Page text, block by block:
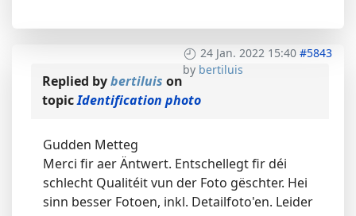
24 Jan. 2022 15:40 #5843
by bertiluis
Replied bybertiluis on
topicIdentification photo
Gudden Metteg
Merci fir aer Äntwert. Entschellegt fir déi
schlecht Qualitéit vun der Foto gëschter. Hei
sinn besser Fotoen, inkl. Detailfoto'en. Leider